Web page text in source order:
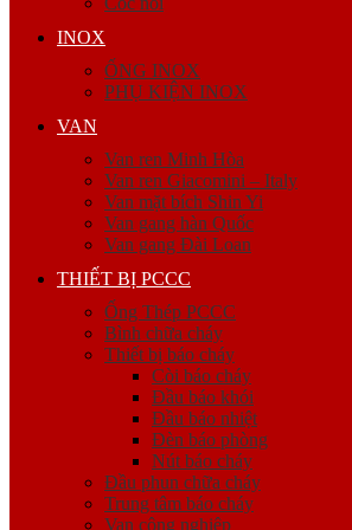
INOX
ỐNG INOX
PHỤ KIỆN INOX
VAN
Van ren Minh Hòa
Van ren Giacomini – Italy
Van mặt bích Shin Yi
Van gang hàn Quốc
Van gang Đài Loan
THIẾT BỊ PCCC
Ống Thép PCCC
Bình chữa cháy
Thiết bị báo cháy
Còi báo cháy
Đầu báo khói
Đầu báo nhiệt
Đèn báo phòng
Nút báo cháy
Đầu phun chữa cháy
Trung tâm báo cháy
Van công nghiệp